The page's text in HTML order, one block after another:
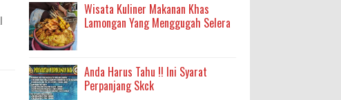
Wisata Kuliner Makanan Khas
Lamongan Yang Menggugah Selera
Anda Harus Tahu !! Ini Syarat
Perpanjang Skck